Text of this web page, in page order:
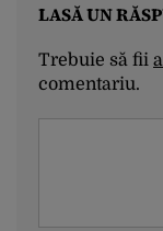
LASĂ UN
Trebuie să fii
comentariu.